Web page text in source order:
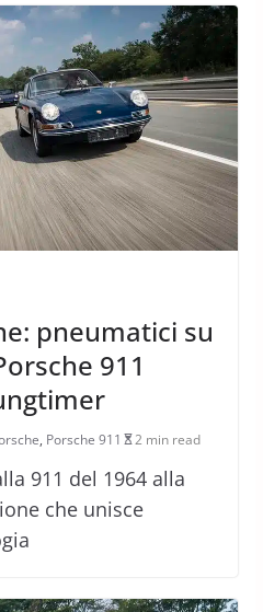
pneumatici su
911
, Porsche 911 2 min read
911 del 1964 alla
che unisce